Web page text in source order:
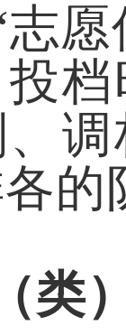
志
的
类